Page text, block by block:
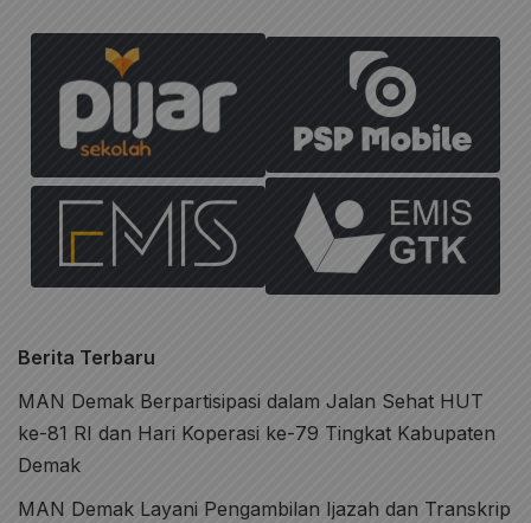
Berita Terbaru
MAN Demak Berpartisipasi dalam Jalan Sehat HUT
ke-81 RI dan Hari Koperasi ke-79 Tingkat Kabupaten
Demak
MAN Demak Layani Pengambilan Ijazah dan Transkrip